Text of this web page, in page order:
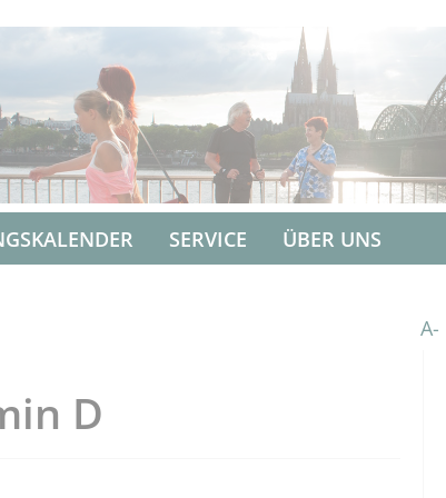
SERVICE ÜBER UNS
A-
D